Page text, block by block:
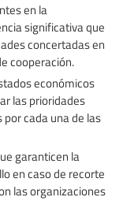
en la
significativa que
concertadas en
cooperación.
económicos
las prioridades
cada una de las
garanticen la
en caso de recorte
las organizaciones